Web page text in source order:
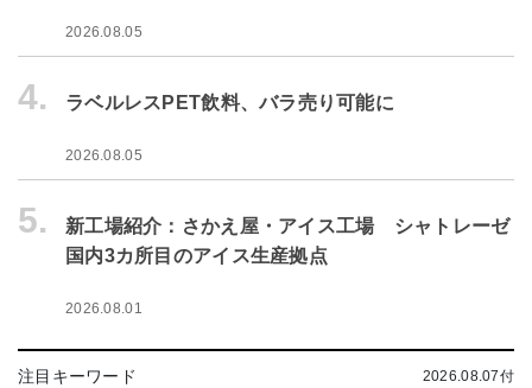
2026.08.05
4. ラベルレスPET飲料、バラ売り可能に
2026.08.05
5.
新工場紹介：さかえ屋・アイス工場 シャトレーゼ
国内3カ所目のアイス生産拠点
2026.08.01
注目キーワード 2026.08.07付